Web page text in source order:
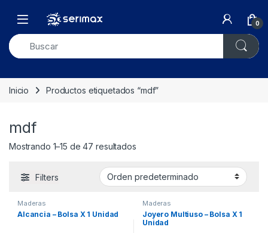
Open 0
Inicio Productos etiquetados “mdf”
mdf
Mostrando 1–15 de 47 resultados
Filters
Maderas
Alcancia – Bolsa X 1 Unidad
Maderas
Joyero Multiuso – Bolsa X 1
Unidad